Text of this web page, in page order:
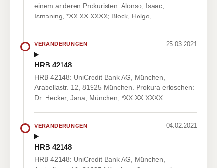
einem anderen Prokuristen: Alonso, Isaac,
Ismaning, *XX.XX.XXXX; Bleck, Helge, …
VERÄNDERUNGEN 25.03.2021
HRB 42148
HRB 42148: UniCredit Bank AG, München,
Arabellastr. 12, 81925 München. Prokura erloschen:
Dr. Hecker, Jana, München, *XX.XX.XXXX.
VERÄNDERUNGEN 04.02.2021
HRB 42148
HRB 42148: UniCredit Bank AG, München,